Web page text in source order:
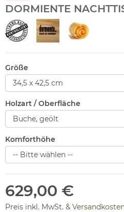
DORMIENTE
Größe
Holzart / Oberfläche
Komforthöhe
629,00 €
Preis inkl. MwSt. &